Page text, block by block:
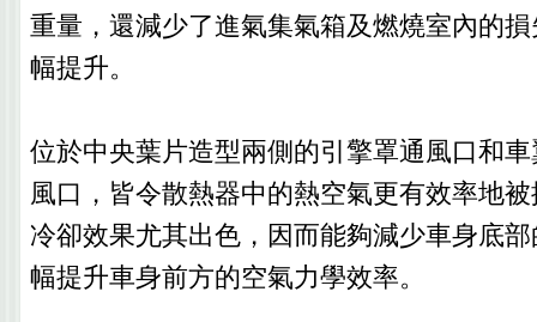
重量，還減少了進氣集氣箱及燃燒室內的
幅提升。
位於中央葉片造型兩側的引擎罩通風口和
風口，皆令散熱器中的熱空氣更有效率地
冷卻效果尤其出色，因而能夠減少車身底
幅提升車身前方的空氣力學效率。